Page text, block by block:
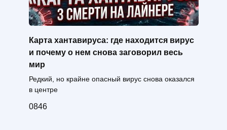
Карта хантавируса: где находится вирус
и почему о нем снова заговорил весь
мир
Редкий, но крайне опасный вирус снова оказался
в центре
0846